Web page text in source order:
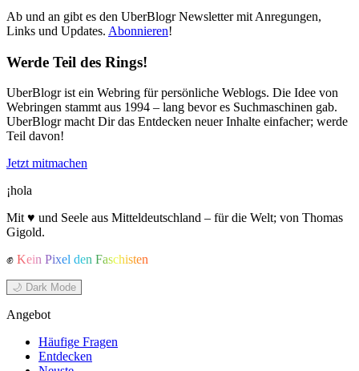
Ab und an gibt es den UberBlogr Newsletter mit Anregungen,
Links und Updates. Abonnieren!
Werde Teil des Rings!
UberBlogr ist ein Webring für persönliche Weblogs. Die Idee von
Webringen stammt aus 1994 – lang bevor es Suchmaschinen gab.
UberBlogr macht Dir das Entdecken neuer Inhalte einfacher; werde
Teil davon!
Jetzt mitmachen
¡hola
Mit ♥ und Seele aus Mitteldeutschland – für die Welt; von Thomas
Gigold.
✊ Kein Pixel den Faschisten
🌙 Dark Mode
Angebot
Häufige Fragen
Entdecken